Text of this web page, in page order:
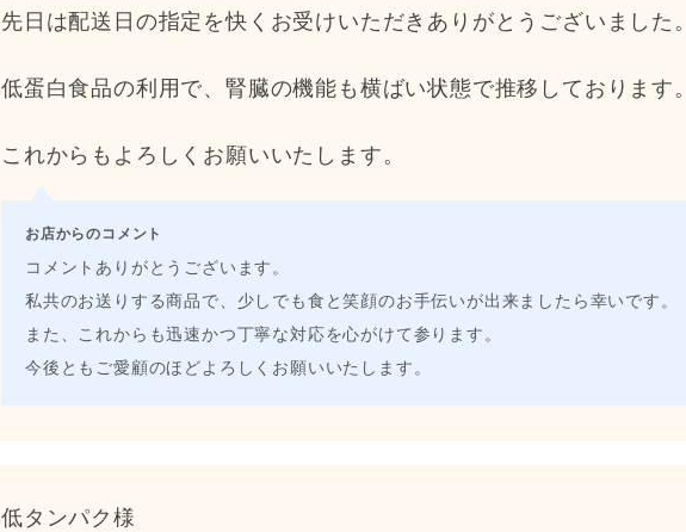
先日は配送日の指定を快くお受けいただきありがとうございました。
低蛋白食品の利用で、腎臓の機能も横ばい状態で推移しております。
これからもよろしくお願いいたします。
お店からのコメント
コメントありがとうございます。
私共のお送りする商品で、少しでも食と笑顔のお手伝いが出来ましたら幸いです。
また、これからも迅速かつ丁寧な対応を心がけて参ります。
今後ともご愛顧のほどよろしくお願いいたします。
低タンパク様